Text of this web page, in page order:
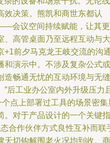
效决策。熊凯和商世东都认
会议空间持续赋能，让其更
、高管桌面乃至远程互动与大
+1前夕马克龙王岐交流的沟
和演示中。不涉及复杂公式或
造畅通无忧的互动环境与无缝
后工业办公室内外升级压力
点上部署过工具的场景密集
。对于产品设计的一个关键指
合作伙伴方式良性互补而联
天切钩解围老火况均到收。商